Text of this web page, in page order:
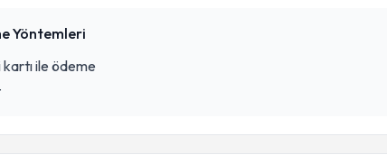
Yöntemleri
ile ödeme